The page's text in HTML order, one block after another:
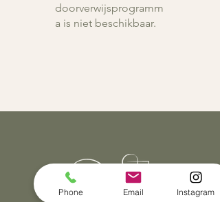
doorverwijsprogramm
a is niet beschikbaar.
Phone Email Instagram